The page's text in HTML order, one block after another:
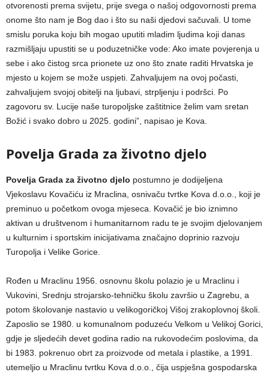
otvorenosti prema svijetu, prije svega o našoj odgovornosti prema
onome što nam je Bog dao i što su naši djedovi sačuvali. U tome
smislu poruka koju bih mogao uputiti mladim ljudima koji danas
razmišljaju upustiti se u poduzetničke vode: Ako imate povjerenja u
sebe i ako čistog srca prionete uz ono što znate raditi Hrvatska je
mjesto u kojem se može uspjeti. Zahvaljujem na ovoj počasti,
zahvaljujem svojoj obitelji na ljubavi, strpljenju i podršci. Po
zagovoru sv. Lucije naše turopoljske zaštitnice želim vam sretan
Božić i svako dobro u 2025. godini”, napisao je Kova.
Povelja Grada za životno djelo
Povelja Grada za životno djelo postumno je dodijeljena
Vjekoslavu Kovačiću iz Mraclina, osnivaču tvrtke Kova d.o.o., koji je
preminuo u početkom ovoga mjeseca. Kovačić je bio iznimno
aktivan u društvenom i humanitarnom radu te je svojim djelovanjem
u kulturnim i sportskim inicijativama značajno doprinio razvoju
Turopolja i Velike Gorice.
Rođen u Mraclinu 1956. osnovnu školu polazio je u Mraclinu i
Vukovini, Srednju strojarsko-tehničku školu završio u Zagrebu, a
potom školovanje nastavio u velikogoričkoj Višoj zrakoplovnoj školi.
Zaposlio se 1980. u komunalnom poduzeću Velkom u Velikoj Gorici,
gdje je sljedećih devet godina radio na rukovodećim poslovima, da
bi 1983. pokrenuo obrt za proizvode od metala i plastike, a 1991.
utemeljio u Mraclinu tvrtku Kova d.o.o., čija uspješna gospodarska